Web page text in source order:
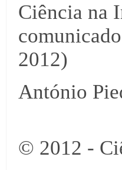
Ciência na
2012)
António
© 2012 -